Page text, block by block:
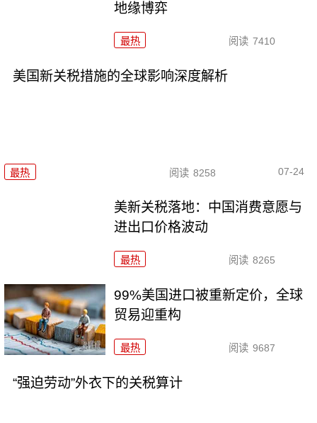
地缘博弈
最热 阅读 7410
美国新关税措施的全球影响深度解析
最热 阅读 8258 07-24
美新关税落地：中国消费意愿与
进出口价格波动
最热 阅读 8265
99%美国进口被重新定价，全球
贸易迎重构
最热 阅读 9687
“强迫劳动”外衣下的关税算计